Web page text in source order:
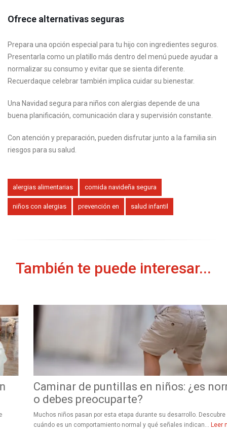
Ofrece alternativas seguras
Prepara una opción especial para tu hijo con ingredientes seguros.
Presentarla como un platillo más dentro del menú puede ayudar a
normalizar su consumo y evitar que se sienta diferente.
Recuerdaque celebrar también implica cuidar su bienestar.
Una Navidad segura para niños con alergias depende de una
buena planificación, comunicación clara y supervisión constante.
Con atención y preparación, pueden disfrutar junto a la familia sin
riesgos para su salud.
alergias alimentarias comida navideña segura
niños con alergias prevención en salud infantil
También te puede interesar...
Caminar de puntillas en niños: ¿es normal
o debes preocuparte?
Muchos niños pasan por esta etapa durante su desarrollo. Descubre
cuándo es un comportamiento normal y qué señales indican...Leer más...